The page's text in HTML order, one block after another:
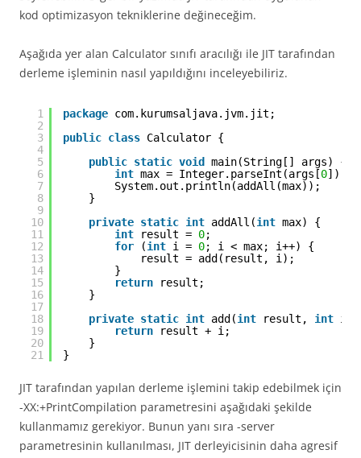
kod optimizasyon tekniklerine değineceğim.
Aşağıda yer alan Calculator sınıfı aracılığı ile JIT tarafından
derleme işleminin nasıl yapıldığını inceleyebiliriz.
1
2
3
4
5
6
7
8
9
10
11
12
13
14
15
16
17
18
19
20
21
package com.kurumsaljava.jvm.jit;
public class Calculator {
public static void
main(String[] args) {
int max = Integer.parseInt(args[0]);
System.out.println(addAll(max));
}
private static int addAll(int max) {
int
result = 0;
for
(int i = 0; i < max; i++) {
result = add(result, i);
}
return
result;
}
private static int add(int result, int i)
return
result + i;
}
}
JIT tarafından yapılan derleme işlemini takip edebilmek için
-XX:+PrintCompilation parametresini aşağıdaki şekilde
kullanmamız gerekiyor. Bunun yanı sıra -server
parametresinin kullanılması, JIT derleyicisinin daha agresif